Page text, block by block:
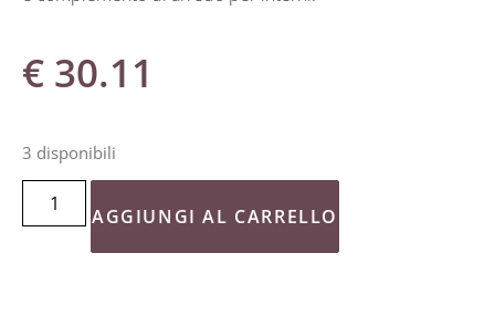
€ 30.11
3 disponibili
AGGIUNGI AL CARRELLO